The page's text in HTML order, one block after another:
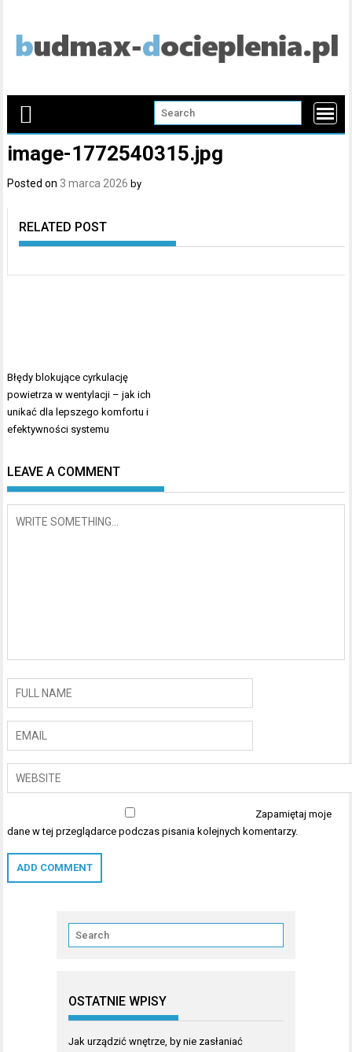
content
image-1772540315.jpg
Posted on 3 marca 2026 by
RELATED POST
Nawigacja
wpisu
Błędy blokujące cyrkulację
powietrza w wentylacji – jak ich
unikać dla lepszego komfortu i
efektywności systemu
LEAVE A COMMENT
Zapamiętaj moje
dane w tej przeglądarce podczas pisania kolejnych komentarzy.
OSTATNIE WPISY
Jak urządzić wnętrze, by nie zasłaniać